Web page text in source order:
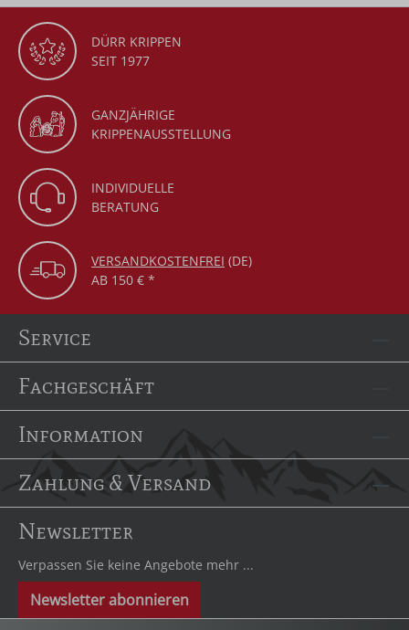
DÜRR KRIPPEN
SEIT 1977
GANZJÄHRIGE
KRIPPENAUSSTELLUNG
INDIVIDUELLE
BERATUNG
VERSANDKOSTENFREI (DE)
AB 150 € *
Service
Fachgeschäft
Information
Zahlung & Versand
Newsletter
Verpassen Sie keine Angebote mehr ...
Newsletter abonnieren